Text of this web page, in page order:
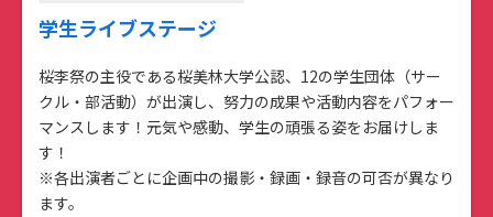
学生ライブステージ
桜李祭の主役である桜美林大学公認、12の学生団体（サー
クル・部活動）が出演し、努力の成果や活動内容をパフォー
マンスします！元気や感動、学生の頑張る姿をお届けしま
す！
※各出演者ごとに企画中の撮影・録画・録音の可否が異なり
ます。